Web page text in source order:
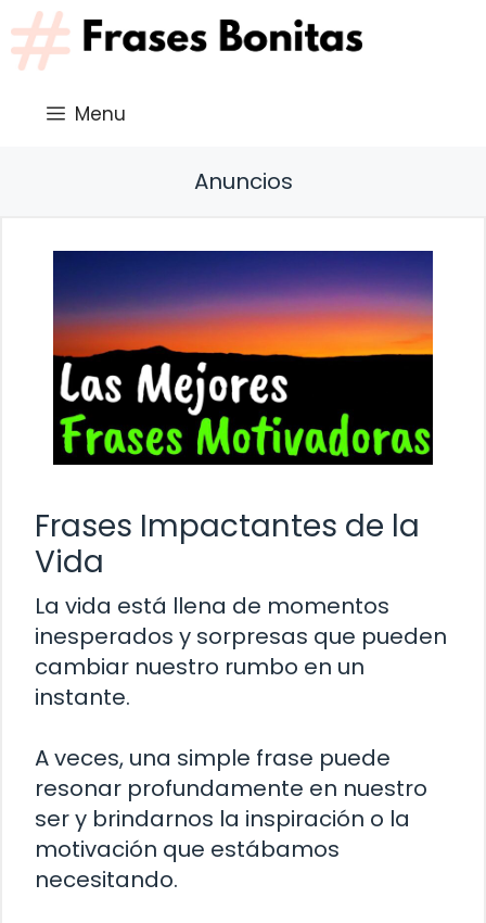
Saltar
al
contenido
Menu
Anuncios
Frases Impactantes de la
Vida
La vida está llena de momentos
inesperados y sorpresas que pueden
cambiar nuestro rumbo en un
instante.
A veces, una simple frase puede
resonar profundamente en nuestro
ser y brindarnos la inspiración o la
motivación que estábamos
necesitando.